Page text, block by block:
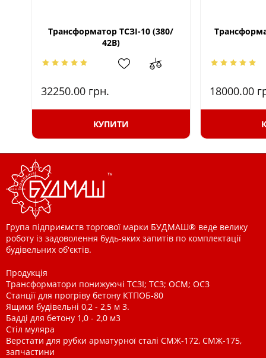
Трансформатор ТСЗІ-10 (380/
42В)
32250.00 грн.
КУПИТИ
18000.00
Група підприємств торгової марки БУДМАШ® веде велику
роботу із задоволення будь-яких запитів по комплектації
будівельних об'єктів.
Продукція
Трансформатори понижуючі ТСЗІ; ТСЗ; ОСМ; ОСЗ
Станції для прогріву бетону КТПОБ-80
Ящики будівельні 0,2 - 2,5 м 3.
Бадді для бетону 1,0 - 2,0 м3
Стіл муляра
Верстати для рубки арматурної сталі СМЖ-172, СМЖ-175,
запчастини